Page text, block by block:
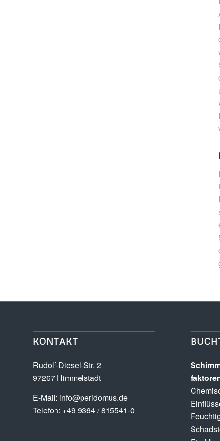
KONTAKT
Rudolf-Diesel-Str. 2
97267 Himmelstadt
E-Mail: info@peridomus.de
Telefon: +49 9364 / 815541-0